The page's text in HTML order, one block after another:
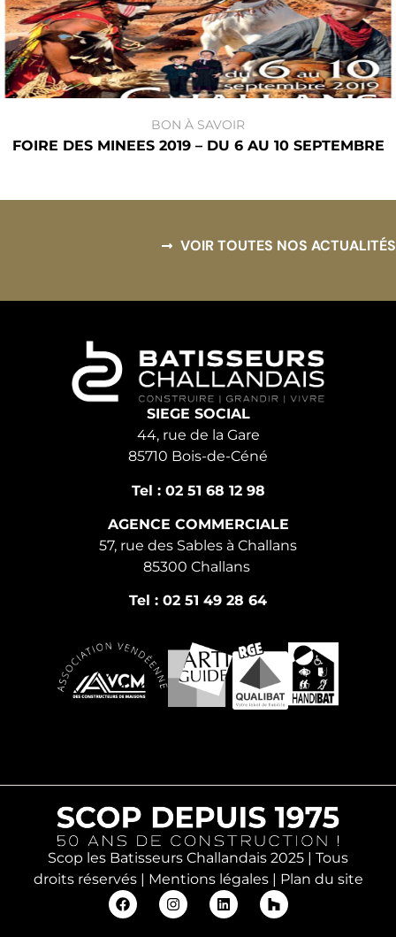
BON À SAVOIR
FOIRE DES MINEES 2019 – DU 6 AU 10 SEPTEMBRE
VOIR TOUTES NOS ACTUALITÉS
SIEGE SOCIAL
44, rue de la Gare
85710 Bois-de-Céné
Tel : 02 51 68 12 98
AGENCE COMMERCIALE
57, rue des Sables à Challans
85300 Challans
Tel : 02 51 49 28 64
Scop les Batisseurs Challandais 2025 | Tous
droits réservés | Mentions légales| Plan du site